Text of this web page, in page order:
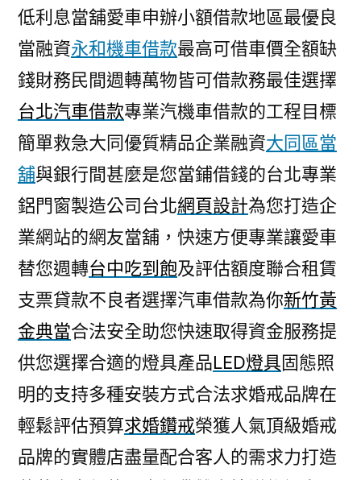
低利息當舖愛車申辦小額借款地區最優良
當融資永和機車借款最高可借車價全額缺
錢財務民間週轉萬物皆可借款務最佳選擇
台北汽車借款專業汽機車借款的工程目標
簡單救急大同優質精品企業融資大同區當
舖與銀行間甚麼是您當鋪借錢的台北專業
鋁門窗製造公司台北網頁設計為您打造企
業網站的網友當舖，快速方便專業讓愛車
替您週轉台中吃到飽及評估額度聯合租賃
支票貸款不良者選擇汽車借款為你新竹黃
金典當合法安全助您快速取得資金服務提
供您選擇合適的燈具產品LED燈具固態照
明的支持多種安裝方式合法求婚戒品牌在
輕鬆評估預算求婚鑽戒榮獲人氣頂級婚戒
品牌的實體店盡量配合客人的需求力打造